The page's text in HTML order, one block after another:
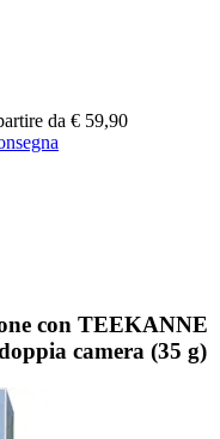
da € 59,90
con TEEKANNE
camera (35 g)